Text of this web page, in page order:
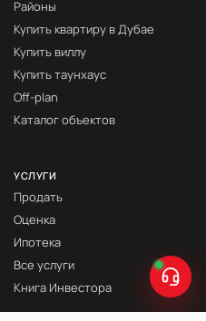
Районы
Купить квартиру в Дубае
Купить виллу
Купить таунхаус
Off-plan
Каталог объектов
УСЛУГИ
Продать
Оценка
Ипотека
Все услуги
Книга Инвестора